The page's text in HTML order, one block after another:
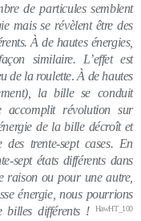
de particules semblent
mais se révèlent être des
À de hautes énergies,
similaire. L’effet est
de la roulette.À de hautes
la bille se conduit
accomplit révolution sur
de la bille décroît et
trente-sept cases. En
sept états différents dans
raison ou pour une autre,
énergie, nous pourrions
billes différents !
HawHT_100